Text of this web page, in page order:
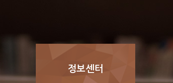
정보센터